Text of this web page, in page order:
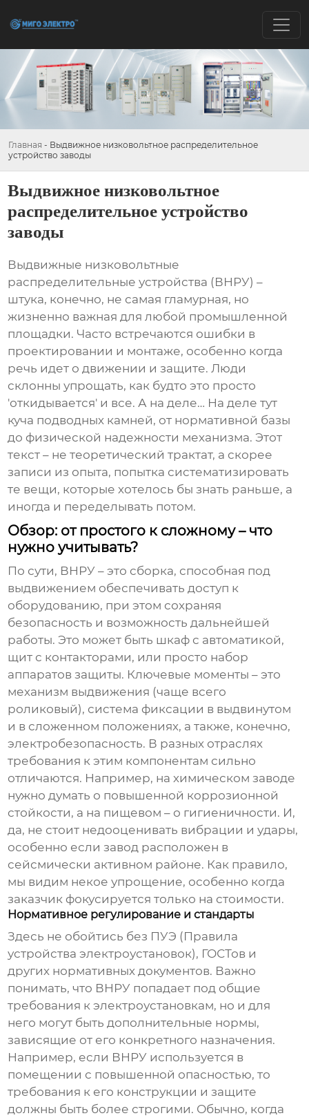
Главная - Выдвижное низковольтное распределительное
устройство заводы
Выдвижное низковольтное
распределительное устройство
заводы
Выдвижные низковольтные
распределительные устройства (ВНРУ) –
штука, конечно, не самая гламурная, но
жизненно важная для любой промышленной
площадки. Часто встречаются ошибки в
проектировании и монтаже, особенно когда
речь идет о движении и защите. Люди
склонны упрощать, как будто это просто
'откидывается' и все. А на деле… На деле тут
куча подводных камней, от нормативной базы
до физической надежности механизма. Этот
текст – не теоретический трактат, а скорее
записи из опыта, попытка систематизировать
те вещи, которые хотелось бы знать раньше, а
иногда и переделывать потом.
Обзор: от простого к сложному – что
нужно учитывать?
По сути, ВНРУ – это сборка, способная под
выдвижением обеспечивать доступ к
оборудованию, при этом сохраняя
безопасность и возможность дальнейшей
работы. Это может быть шкаф с автоматикой,
щит с контакторами, или просто набор
аппаратов защиты. Ключевые моменты – это
механизм выдвижения (чаще всего
роликовый), система фиксации в выдвинутом
и в сложенном положениях, а также, конечно,
электробезопасность. В разных отраслях
требования к этим компонентам сильно
отличаются. Например, на химическом заводе
нужно думать о повышенной коррозионной
стойкости, а на пищевом – о гигиеничности. И,
да, не стоит недооценивать вибрации и удары,
особенно если завод расположен в
сейсмически активном районе. Как правило,
мы видим некое упрощение, особенно когда
заказчик фокусируется только на стоимости.
Нормативное регулирование и стандарты
Здесь не обойтись без ПУЭ (Правила
устройства электроустановок), ГОСТов и
других нормативных документов. Важно
понимать, что ВНРУ попадает под общие
требования к электроустановкам, но и для
него могут быть дополнительные нормы,
зависящие от его конкретного назначения.
Например, если ВНРУ используется в
помещении с повышенной опасностью, то
требования к его конструкции и защите
должны быть более строгими. Обычно, когда